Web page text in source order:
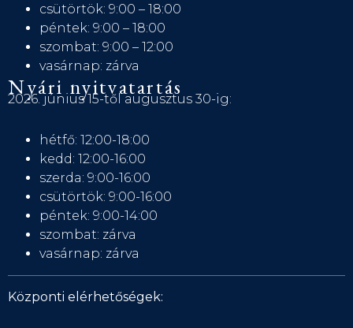
csütörtök: 9:00 – 18:00
péntek: 9:00 – 18:00
szombat: 9:00 – 12:00
vasárnap: zárva
Nyári nyitvatartás
2026. június 15-től augusztus 30-ig:
hétfő: 12:00-18:00
kedd: 12:00-16:00
szerda: 9:00-16:00
csütörtök: 9:00-16:00
péntek: 9:00-14:00
szombat: zárva
vasárnap: zárva
Központi elérhetőségek: